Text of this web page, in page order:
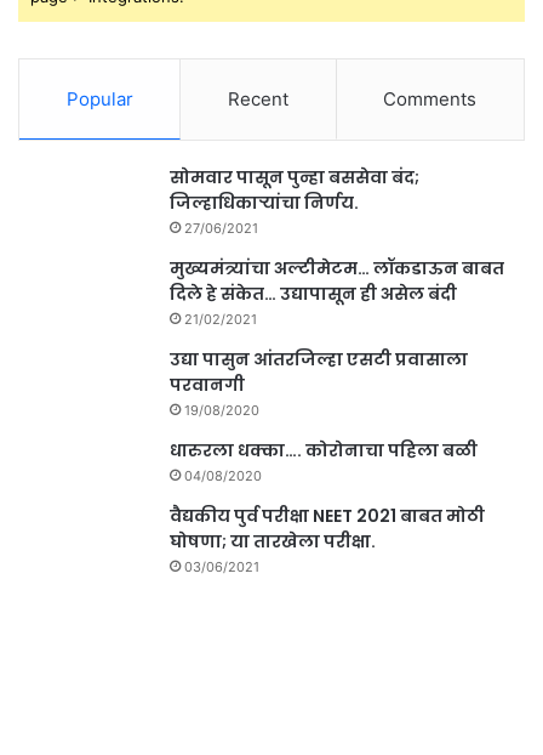
Popular Recent Comments
सोमवार पासून पुन्हा बससेवा बंद;
जिल्हाधिकाऱ्यांचा निर्णय.
27/06/2021
मुख्यमंत्र्यांचा अल्टीमेटम… लॉकडाऊन बाबत
दिले हे संकेत… उद्यापासून ही असेल बंदी
21/02/2021
उद्या पासुन आंतरजिल्हा एसटी प्रवासाला
परवानगी
19/08/2020
धारुरला धक्का…. कोरोनाचा पहिला बळी
04/08/2020
वैद्यकीय पुर्व परीक्षा NEET 2021 बाबत मोठी
घोषणा; या तारखेला परीक्षा.
03/06/2021